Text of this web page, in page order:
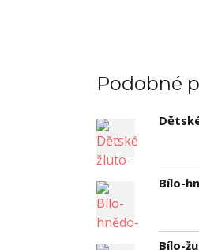
Podobné
Bílo-
Bílo-